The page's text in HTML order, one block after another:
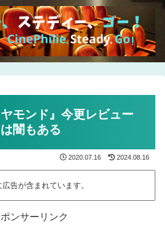
ヤモンド』今更レビュー
闇もある
2020.07.16 2024.08.16
告が含まれています。
ンサーリンク